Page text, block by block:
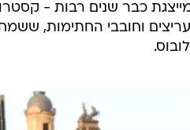
כבר שנים רבות -
וחובבי החתימות,